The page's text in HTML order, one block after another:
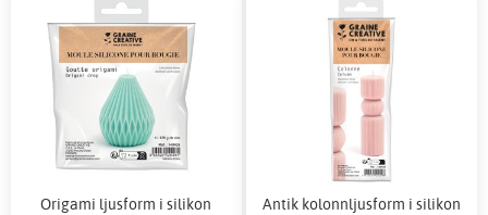
Origami ljusform i silikon Antik kolonnljusform i silikon